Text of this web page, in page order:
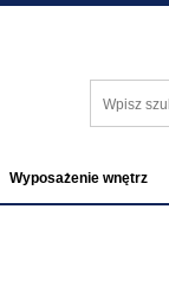
Wyposażenie wnętrz